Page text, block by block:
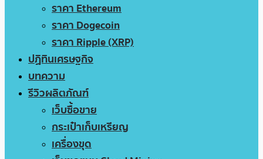
ราคา Ethereum
ราคา Dogecoin
ราคา Ripple (XRP)
ปฏิทินเศรษฐกิจ
บทความ
รีวิวผลิตภัณฑ์
เว็บซื้อขาย
กระเป๋าเก็บเหรียญ
เครื่องขุด